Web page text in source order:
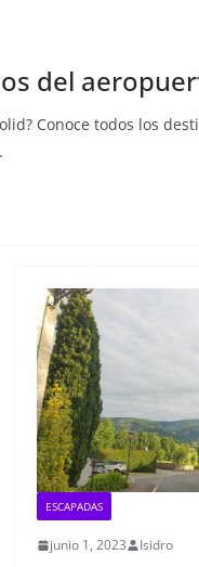
del
Conoce todos los
ESCAPADAS
junio 1, 2023 Isidro